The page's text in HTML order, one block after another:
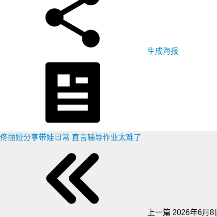
生成海报
佟丽娅分享带娃日常 直言辅导作业太难了
上一篇 2026年6月8